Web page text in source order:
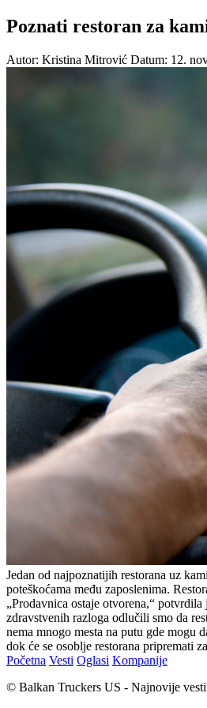
Poznati restoran za
Autor: Kristina Mitrović Datum: 12.
Jedan od najpoznatijih restorana uz
poteškoćama među zaposlenima.
„Prodavnica ostaje otvorena,“
zdravstvenih razloga odlučili smo da
nema mnogo mesta na putu gde mogu
dok će se osoblje restorana pripremati
Početna Vesti Oglasi Kompanije
© Balkan Truckers US - Najnovije